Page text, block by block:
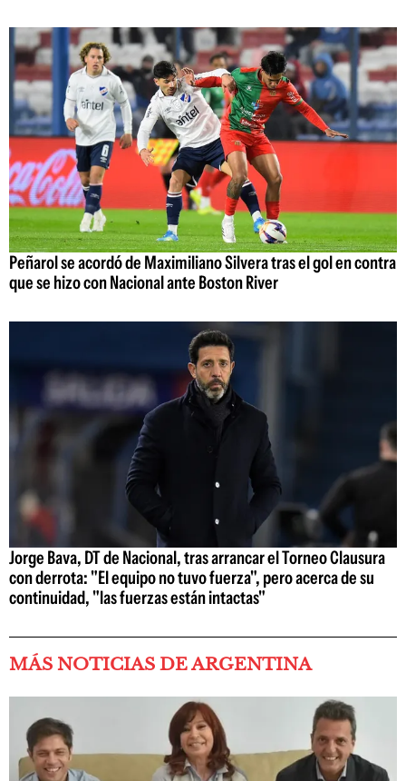
Peñarol se acordó de Maximiliano Silvera tras el gol en contra
que se hizo con Nacional ante Boston River
Jorge Bava, DT de Nacional, tras arrancar el Torneo Clausura
con derrota: "El equipo no tuvo fuerza", pero acerca de su
continuidad, "las fuerzas están intactas"
MÁS NOTICIAS DE ARGENTINA